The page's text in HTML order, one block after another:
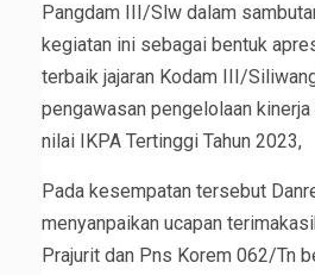
Pangdam III/Slw dalam
kegiatan ini sebagai bentuk
terbaik jajaran Kodam III/
pengawasan pengelolaan kinerja
nilai IKPA Tertinggi Tahun 2023,
Pada kesempatan tersebut
menyanpaikan ucapan
Prajurit dan Pns Korem 062/Tn